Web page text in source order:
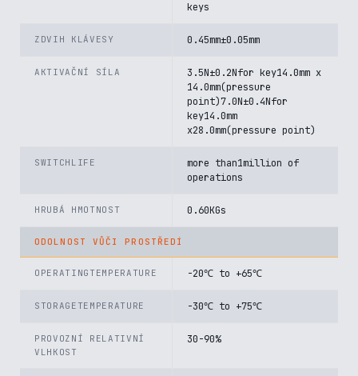
keys
ZDVIH KLÁVESY 0.45mm±0.05mm
AKTIVAČNÍ SÍLA
3.5N±0.2Nfor key14.0mm x
14.0mm(pressure
point)7.0N±0.4Nfor
key14.0mm
x28.0mm(pressure point)
SWITCHLIFE
more than1million of
operations
HRUBÁ HMOTNOST 0.60KGs
ODOLNOST VŮČI PROSTŘEDÍ
OPERATINGTEMPERATURE -20℃ to +65℃
STORAGETEMPERATURE -30℃ to +75℃
PROVOZNÍ RELATIVNÍ
VLHKOST
30-90%